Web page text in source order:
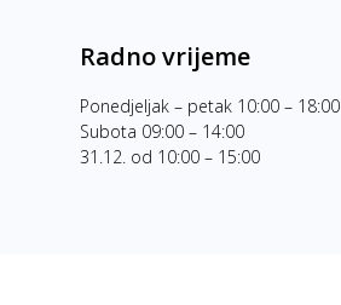
Radno vrijeme
Ponedjeljak – petak 10:00 – 18:00
Subota 09:00 – 14:00
31.12. od 10:00 – 15:00